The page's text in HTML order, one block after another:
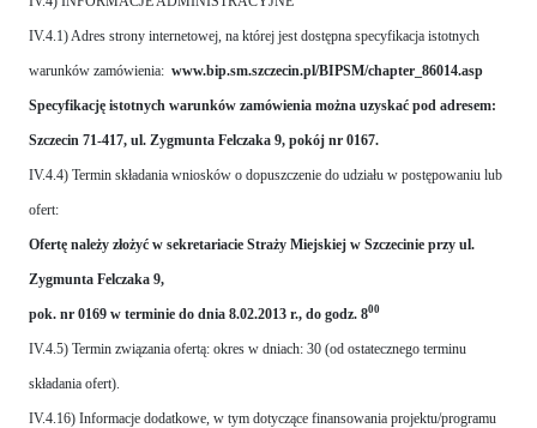
IV.4.1) Adres strony internetowej, na której jest dostępna specyfikacja istotnych
warunków zamówienia: www.bip.sm.szczecin.pl/BIPSM/chapter_86014.asp
Specyfikację istotnych warunków zamówienia można uzyskać pod adresem:
Szczecin 71-417, ul. Zygmunta Felczaka 9, pokój nr 0167.
IV.4.4) Termin składania wniosków o dopuszczenie do udziału w postępowaniu lub
ofert:
Ofertę należy złożyć w sekretariacie Straży Miejskiej w Szczecinie przy ul.
Zygmunta Felczaka 9,
pok. nr 0169 w terminie do dnia 8.02.2013 r., do godz. 800
IV.4.5) Termin związania ofertą: okres w dniach: 30 (od ostatecznego terminu
składania ofert).
IV.4.16) Informacje dodatkowe, w tym dotyczące finansowania projektu/programu